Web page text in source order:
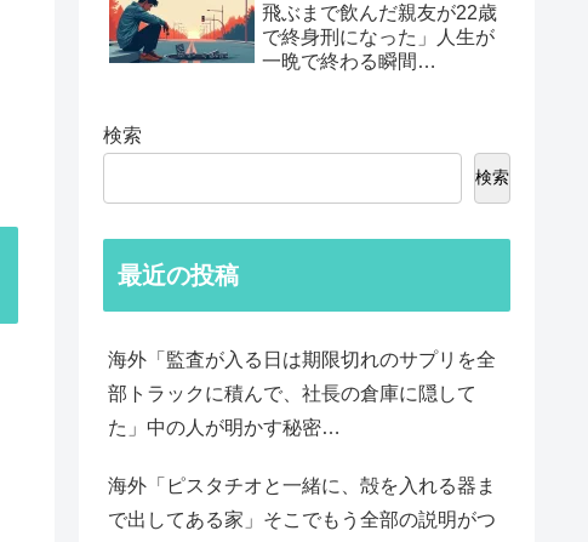
飛ぶまで飲んだ親友が22歳
で終身刑になった」人生が
一晩で終わる瞬間…
検索
検索
最近の投稿
海外「監査が入る日は期限切れのサプリを全
部トラックに積んで、社長の倉庫に隠して
た」中の人が明かす秘密…
海外「ピスタチオと一緒に、殻を入れる器ま
で出してある家」そこでもう全部の説明がつ